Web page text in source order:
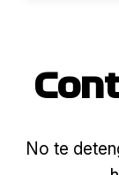
No te